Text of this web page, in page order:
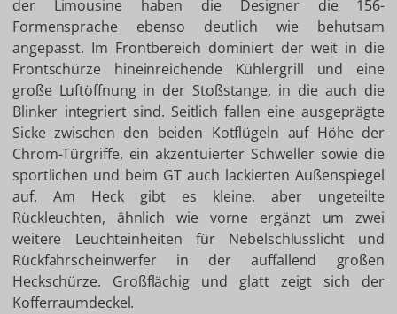
der Limousine haben die Designer die 156-
Formensprache ebenso deutlich wie behutsam
angepasst. Im Frontbereich dominiert der weit in die
Frontschürze hineinreichende Kühlergrill und eine
große Luftöffnung in der Stoßstange, in die auch die
Blinker integriert sind. Seitlich fallen eine ausgeprägte
Sicke zwischen den beiden Kotflügeln auf Höhe der
Chrom-Türgriffe, ein akzentuierter Schweller sowie die
sportlichen und beim GT auch lackierten Außenspiegel
auf. Am Heck gibt es kleine, aber ungeteilte
Rückleuchten, ähnlich wie vorne ergänzt um zwei
weitere Leuchteinheiten für Nebelschlusslicht und
Rückfahrscheinwerfer in der auffallend großen
Heckschürze. Großflächig und glatt zeigt sich der
Kofferraumdeckel.